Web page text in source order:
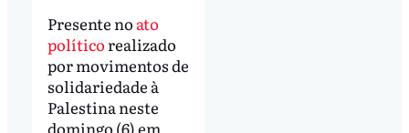
Presente no ato
político realizado
por movimentos de
solidariedade à
Palestina neste
domingo (6) em